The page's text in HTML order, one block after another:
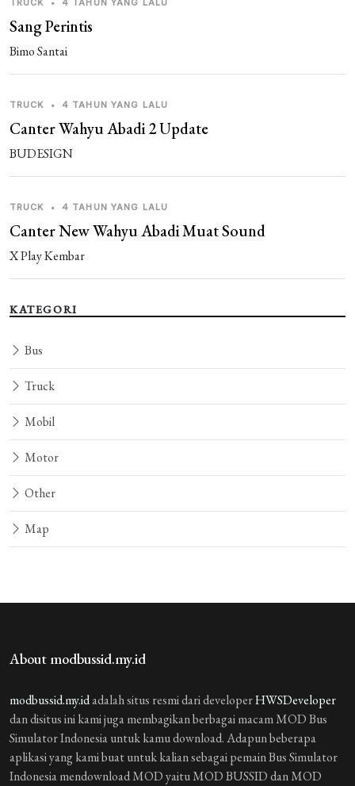
TRUCK • 4 TAHUN YANG LALU
Sang Perintis
Bimo Santai
TRUCK • 4 TAHUN YANG LALU
Canter Wahyu Abadi 2 Update
BUDESIGN
TRUCK • 4 TAHUN YANG LALU
Canter New Wahyu Abadi Muat Sound
X Play Kembar
KATEGORI
Bus
Truck
Mobil
Motor
Other
Map
About modbussid.my.id
modbussid.my.idadalah situs resmi dari developerHWSDeveloper
dan disitus ini kami juga membagikan berbagai macam MOD Bus
Simulator Indonesia untuk kamu download. Adapun beberapa
aplikasi yang kami buat untuk kalian sebagai pemain Bus Simulator
Indonesia mendownload MOD yaitu MOD BUSSID dan MOD